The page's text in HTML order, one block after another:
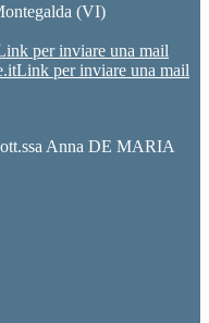
(VI)
per inviare una mail
Link per inviare una mail
Anna DE MARIA